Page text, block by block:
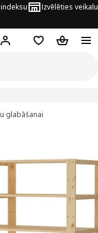
Izvēlēties veikalu
Hej! Pierakstīties
PirkumuPirkumu
glabāšanai